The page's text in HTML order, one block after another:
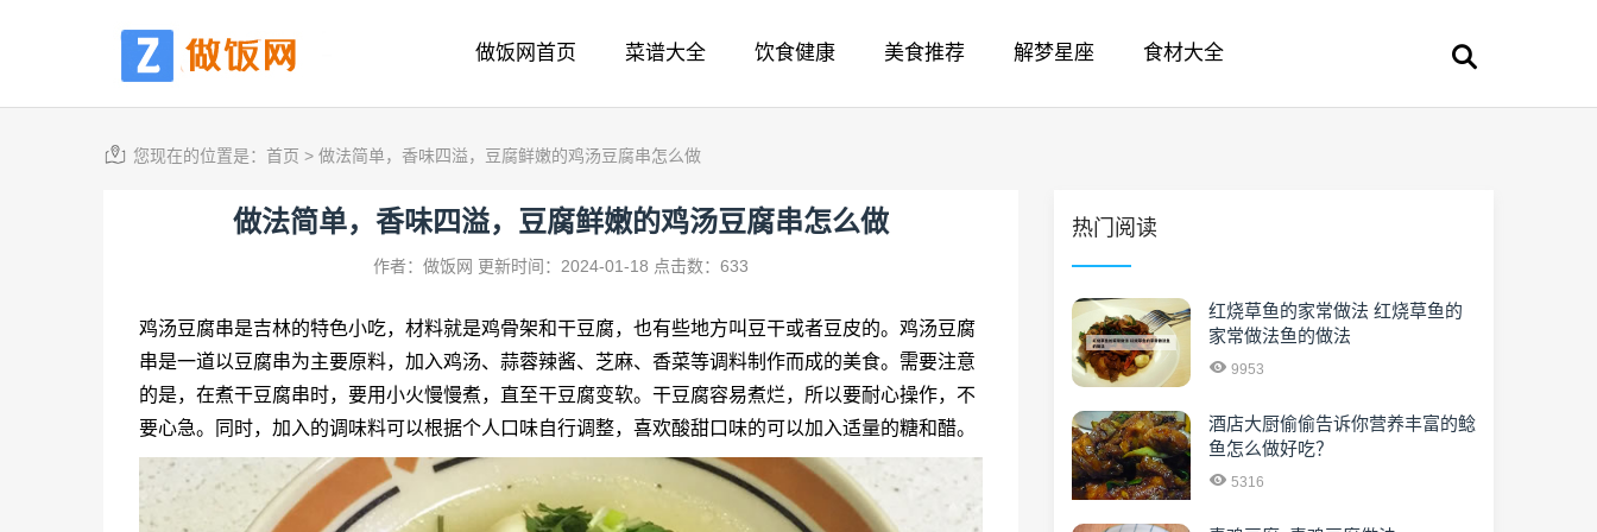
做饭网首页 菜谱大全 饮食健康 美食推荐 解梦星座 食材大全
您现在的位置是： 首页 > 做法简单，香味四溢，豆腐鲜嫩的鸡汤豆腐串怎么做
做法简单，香味四溢，豆腐鲜嫩的鸡汤豆腐串怎么做
作者：做饭网 更新时间：2024-01-18 点击数：633
鸡汤豆腐串是吉林的特色小吃，材料就是鸡骨架和干豆腐，也有些地方叫豆干或者豆皮的。鸡汤豆腐
串是一道以豆腐串为主要原料，加入鸡汤、蒜蓉辣酱、芝麻、香菜等调料制作而成的美食。需要注意
的是，在煮干豆腐串时，要用小火慢慢煮，直至干豆腐变软。干豆腐容易煮烂，所以要耐心操作，不
要心急。同时，加入的调味料可以根据个人口味自行调整，喜欢酸甜口味的可以加入适量的糖和醋。
热门阅读
红烧草鱼的家常做法 红烧草鱼的
家常做法鱼的做法
9953
酒店大厨偷偷告诉你营养丰富的鲶
鱼怎么做好吃？
5316